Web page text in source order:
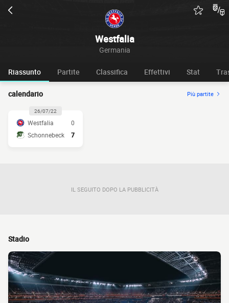
Westfalia
Germania
Riassunto Partite Classifica Effettivi Stat
calendario Più partite
26/07/22
Westfalia
0
Schonnebeck
7
IL SEGUITO DOPO LA PUBBLICITÀ
Stadio